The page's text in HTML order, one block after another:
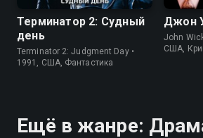
Терминатор 2: Судный
день
Terminator 2: Judgment Day •
1991, США, Фантастика
Джон
John
США,
Ещё в жанре: